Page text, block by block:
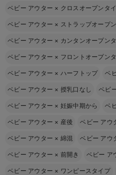
ベビー アウター × クロスオープンタ
ベビー アウター × ストラップオープ
ベビー アウター × カンタンオープン
ベビー アウター × フロントオープン
ベビー アウター × ハーフトップ ベ
ベビー アウター × 授乳口なし ベビ
ベビー アウター × 妊娠中期から ベ
ベビー アウター × 産後 ベビー アウ
ベビー アウター × 綿混 ベビー アウ
ベビー アウター × 前開き ベビー ア
ベビー アウター × ワンピースタイプ